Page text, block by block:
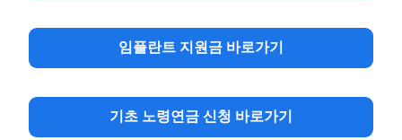
임플란트 지원금 바로가기
기초 노령연금 신청 바로가기